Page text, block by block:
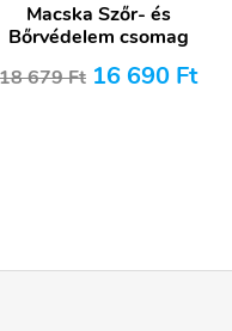
Macska Szőr- és
Bőrvédelem csomag
18 679Ft 16 690 Ft